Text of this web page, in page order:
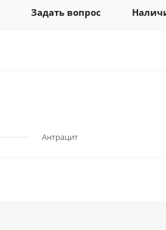
Задать вопрос
Антрацит